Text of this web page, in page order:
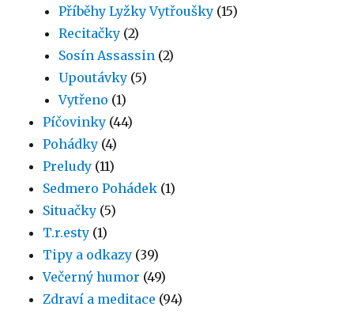
Příběhy Lyžky Vytřoušky (15)
Recitačky (2)
Sosín Assassin (2)
Upoutávky (5)
Vytřeno (1)
Píčovinky (44)
Pohádky (4)
Preludy (11)
Sedmero Pohádek (1)
Situačky (5)
T.r.esty (1)
Tipy a odkazy (39)
Večerný humor (49)
Zdraví a meditace (94)